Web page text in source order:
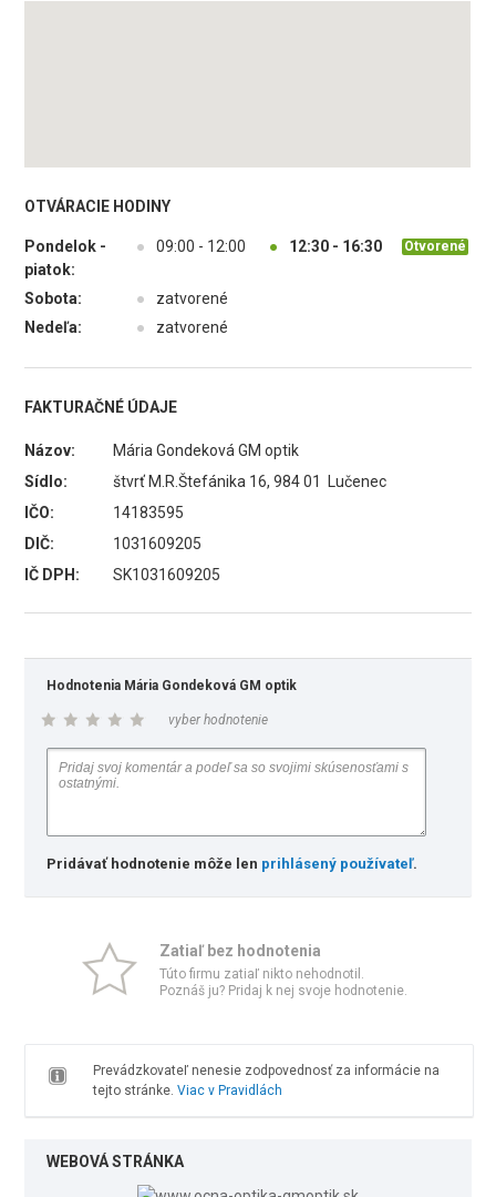
OTVÁRACIE HODINY
Pondelok -
piatok:
● 09:00 - 12:00 ● 12:30 - 16:30 Otvorené
Sobota: ●
zatvorené
Nedeľa:
● zatvorené
FAKTURAČNÉ ÚDAJE
Názov:
Mária Gondeková GM optik
Sídlo:
štvrť M.R.Štefánika 16, 984 01 Lučenec
IČO:
14183595
DIČ:
1031609205
IČ DPH:
SK1031609205
Hodnotenia Mária Gondeková GM optik
vyber hodnotenie
Pridávať hodnotenie môže len prihlásený používateľ.
Zatiaľ bez hodnotenia
Túto firmu zatiaľ nikto nehodnotil.
Poznáš ju? Pridaj k nej svoje hodnotenie.
Prevádzkovateľ nenesie zodpovednosť za informácie na
tejto stránke. Viac v Pravidlách
WEBOVÁ STRÁNKA